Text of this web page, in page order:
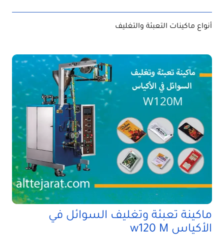
أنواع ماكينات التعبئة والتغليف
ماكينة تعبئة وتغليف السوائل في
الأكياس w120 M